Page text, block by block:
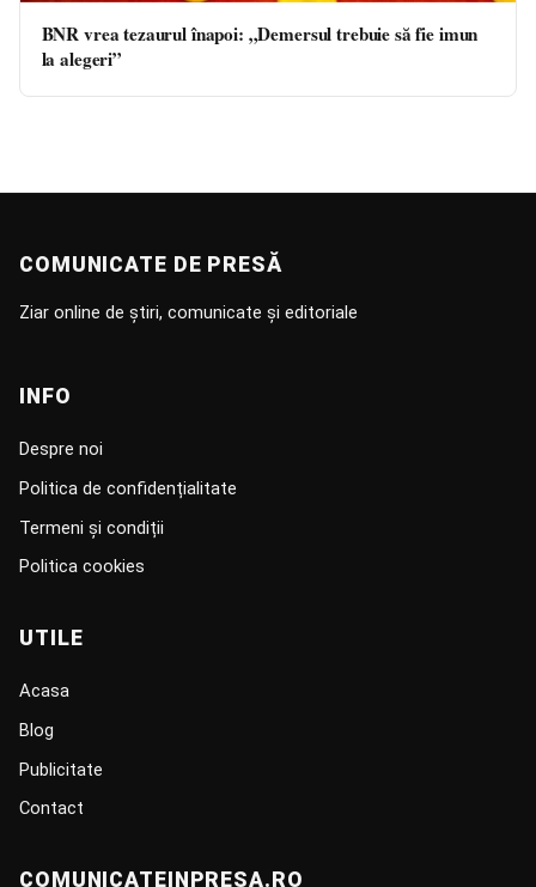
BNR vrea tezaurul înapoi: „Demersul trebuie să fie imun
la alegeri”
COMUNICATE DE PRESĂ
Ziar online de știri, comunicate și editoriale
INFO
Despre noi
Politica de confidențialitate
Termeni și condiții
Politica cookies
UTILE
Acasa
Blog
Publicitate
Contact
COMUNICATEINPRESA.RO